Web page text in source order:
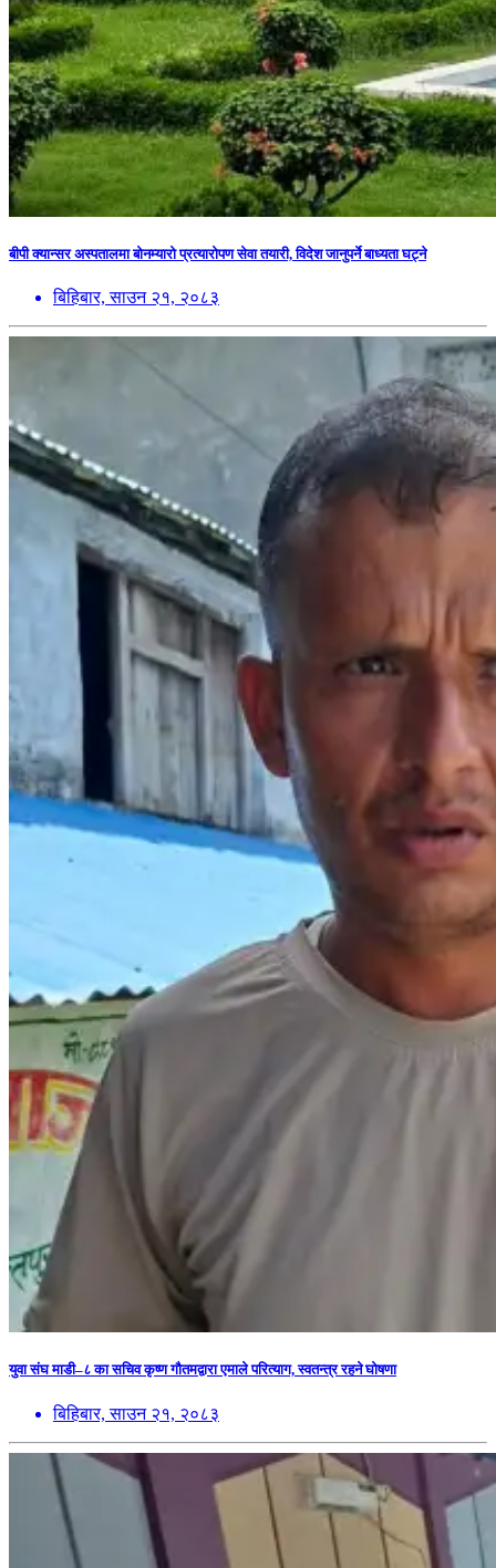
बीपी क्यान्सर अस्पतालमा बोनम्यारो प्रत्यारोपण सेवा तयारी, विदेश जानुपर्ने बाध्यता घट्ने
बिहिबार, साउन २१, २०८३
युवा संघ माडी–८ का सचिव कृष्ण गौतमद्वारा एमाले परित्याग, स्वतन्त्र रहने घोषणा
बिहिबार, साउन २१, २०८३